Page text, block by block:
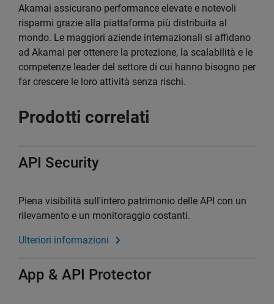
Akamai assicurano performance elevate e notevoli
risparmi grazie alla piattaforma più distribuita al
mondo. Le maggiori aziende internazionali si affidano
ad Akamai per ottenere la protezione, la scalabilità e le
competenze leader del settore di cui hanno bisogno per
far crescere le loro attività senza rischi.
Prodotti correlati
API Security
Piena visibilità sull'intero patrimonio delle API con un
rilevamento e un monitoraggio costanti.
Ulteriori informazioni
App & API Protector